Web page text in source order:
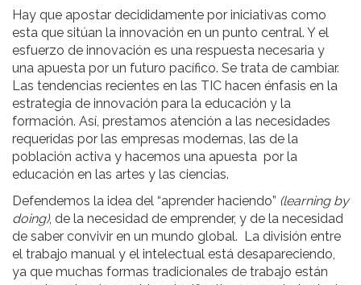
Hay que apostar decididamente por iniciativas como
esta que sitúan la innovación en un punto central. Y el
esfuerzo de innovación es una respuesta necesaria y
una apuesta por un futuro pacífico. Se trata de cambiar.
Las tendencias recientes en las TIC hacen énfasis en la
estrategia de innovación para la educación y la
formación. Así, prestamos atención a las necesidades
requeridas por las empresas modernas, las de la
población activa y hacemos una apuesta por la
educación en las artes y las ciencias.
Defendemos la idea del “aprender haciendo” (learning by
doing), de la necesidad de emprender, y de la necesidad
de saber convivir en un mundo global. La división entre
el trabajo manual y el intelectual está desapareciendo,
ya que muchas formas tradicionales de trabajo están